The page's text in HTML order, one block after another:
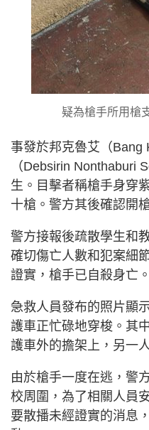
疑為槍手所用槍
事發於邦克魯艾（Bang
（Debsirin Nonthaburi
生。目擊者稱槍手身穿
十槍。警方其後確認開
警方接報後疏散學生和
確切傷亡人數和犯案細
證實，槍手已自殺身亡。
急救人員發布的照片​​顯
護車正忙碌地穿梭。其
護車外的擔架上，另一
由於槍手一度在逃，警
校周圍，為了相關人員
要散播未經證實的消息